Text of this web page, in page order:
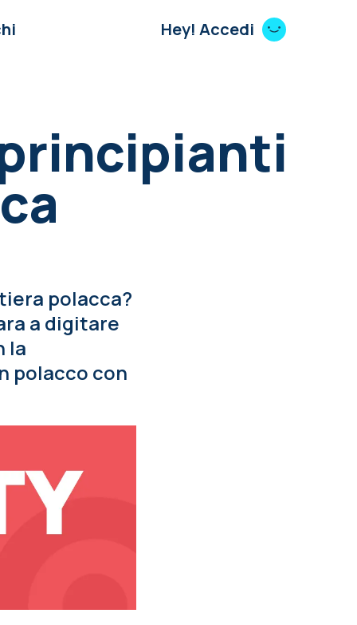
Hey! Accedi
polacca?
a digitare
la
polacco con